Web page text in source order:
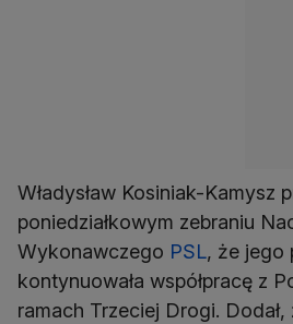
Władysław Kosiniak-Kamysz
poniedziałkowym zebraniu
Wykonawczego PSL, że jego
kontynuowała współpracę z
ramach Trzeciej Drogi.